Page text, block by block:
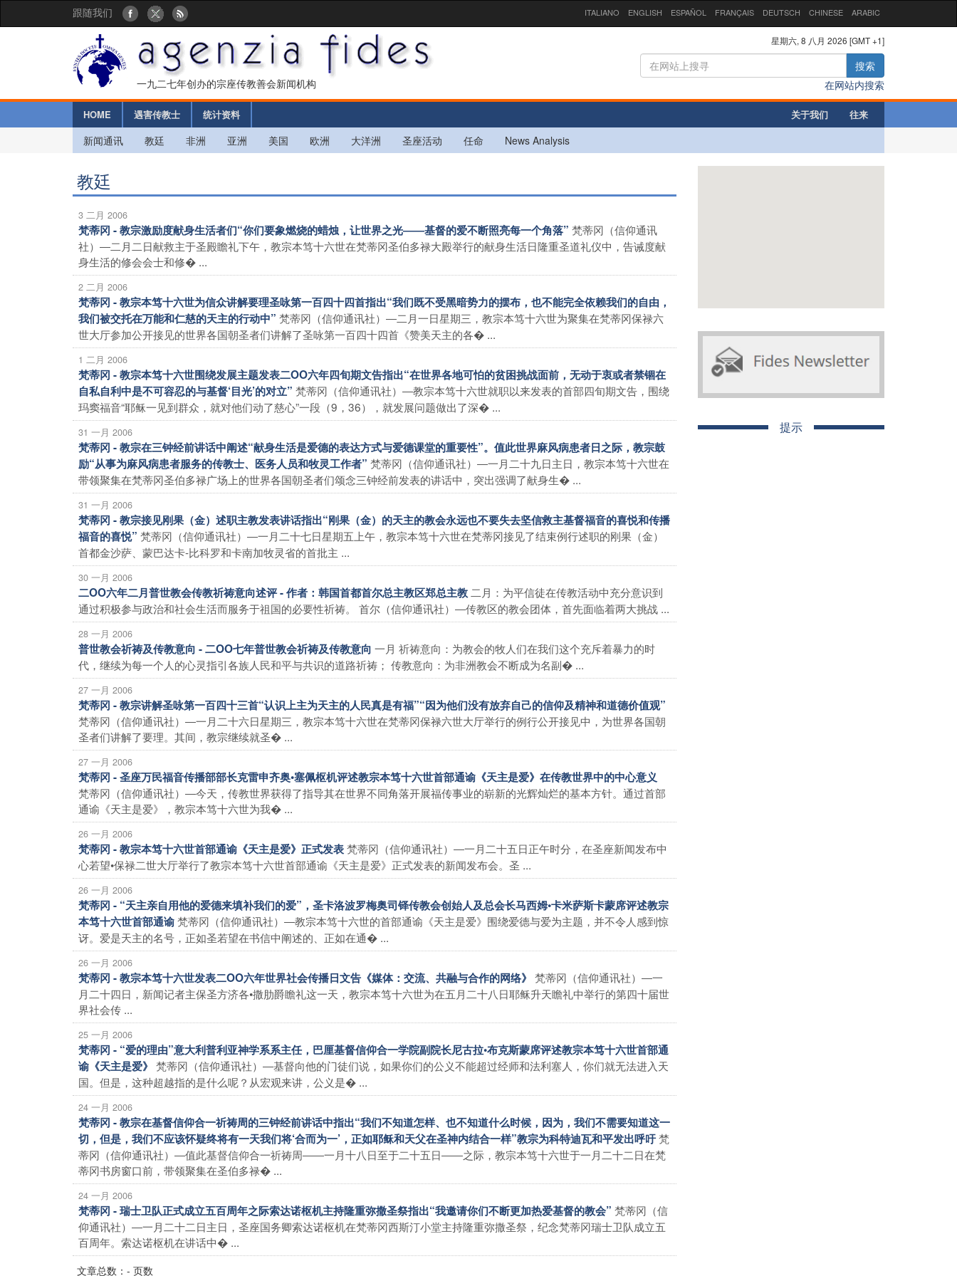
跟随我们 ITALIANO ENGLISH ESPAÑOL FRANÇAIS DEUTSCH CHINESE ARABIC
一九二七年创办的宗座传教善会新闻机构
星期六, 8 八月 2026 [GMT +1]
搜索
在网站内搜索
HOME 遇害传教士 统计资料 关于我们 往来
新闻通讯 教廷 非洲 亚洲 美国 欧洲 大洋洲 圣座活动 任命 News Analysis
教廷
3 二月 2006
梵蒂冈 - 教宗激励度献身生活者们“你们要象燃烧的蜡烛，让世界之光――基督的爱不断照亮每一个角落” 梵蒂冈（信仰通讯
社）―二月二日献救主于圣殿瞻礼下午，教宗本笃十六世在梵蒂冈圣伯多禄大殿举行的献身生活日隆重圣道礼仪中，告诫度献
身生活的修会会士和修� ...
2 二月 2006
梵蒂冈 - 教宗本笃十六世为信众讲解要理圣咏第一百四十四首指出“我们既不受黑暗势力的摆布，也不能完全依赖我们的自由，
我们被交托在万能和仁慈的天主的行动中” 梵蒂冈（信仰通讯社）―二月一日星期三，教宗本笃十六世为聚集在梵蒂冈保禄六
世大厅参加公开接见的世界各国朝圣者们讲解了圣咏第一百四十四首《赞美天主的各� ...
1 二月 2006
梵蒂冈 - 教宗本笃十六世围绕发展主题发表二OO六年四旬期文告指出“在世界各地可怕的贫困挑战面前，无动于衷或者禁锢在
自私自利中是不可容忍的与基督‘目光’的对立” 梵蒂冈（信仰通讯社）―教宗本笃十六世就职以来发表的首部四旬期文告，围绕
玛窦福音“耶稣一见到群众，就对他们动了慈心”一段（9，36），就发展问题做出了深� ...
31 一月 2006
梵蒂冈 - 教宗在三钟经前讲话中阐述“献身生活是爱德的表达方式与爱德课堂的重要性”。值此世界麻风病患者日之际，教宗鼓
励“从事为麻风病患者服务的传教士、医务人员和牧灵工作者” 梵蒂冈（信仰通讯社）―一月二十九日主日，教宗本笃十六世在
带领聚集在梵蒂冈圣伯多禄广场上的世界各国朝圣者们颂念三钟经前发表的讲话中，突出强调了献身生� ...
31 一月 2006
梵蒂冈 - 教宗接见刚果（金）述职主教发表讲话指出“刚果（金）的天主的教会永远也不要失去坚信救主基督福音的喜悦和传播
福音的喜悦” 梵蒂冈（信仰通讯社）―一月二十七日星期五上午，教宗本笃十六世在梵蒂冈接见了结束例行述职的刚果（金）
首都金沙萨、蒙巴达卡-比科罗和卡南加牧灵省的首批主 ...
30 一月 2006
二OO六年二月普世教会传教祈祷意向述评 - 作者：韩国首都首尔总主教区郑总主教 二月：为平信徒在传教活动中充分意识到
通过积极参与政治和社会生活而服务于祖国的必要性祈祷。 首尔（信仰通讯社）―传教区的教会团体，首先面临着两大挑战 ...
28 一月 2006
普世教会祈祷及传教意向 - 二OO七年普世教会祈祷及传教意向 一月 祈祷意向：为教会的牧人们在我们这个充斥着暴力的时
代，继续为每一个人的心灵指引各族人民和平与共识的道路祈祷； 传教意向：为非洲教会不断成为名副� ...
27 一月 2006
梵蒂冈 - 教宗讲解圣咏第一百四十三首“认识上主为天主的人民真是有福”“因为他们没有放弃自己的信仰及精神和道德价值观”
梵蒂冈（信仰通讯社）―一月二十六日星期三，教宗本笃十六世在梵蒂冈保禄六世大厅举行的例行公开接见中，为世界各国朝
圣者们讲解了要理。其间，教宗继续就圣� ...
27 一月 2006
梵蒂冈 - 圣座万民福音传播部部长克雷申齐奥•塞佩枢机评述教宗本笃十六世首部通谕《天主是爱》在传教世界中的中心意义
梵蒂冈（信仰通讯社）―今天，传教世界获得了指导其在世界不同角落开展福传事业的崭新的光辉灿烂的基本方针。通过首部
通谕《天主是爱》，教宗本笃十六世为我� ...
26 一月 2006
梵蒂冈 - 教宗本笃十六世首部通谕《天主是爱》正式发表梵蒂冈（信仰通讯社）―一月二十五日正午时分，在圣座新闻发布中
心若望•保禄二世大厅举行了教宗本笃十六世首部通谕《天主是爱》正式发表的新闻发布会。圣 ...
26 一月 2006
梵蒂冈 - “天主亲自用他的爱德来填补我们的爱”，圣卡洛波罗梅奥司铎传教会创始人及总会长马西姆•卡米萨斯卡蒙席评述教宗
本笃十六世首部通谕梵蒂冈（信仰通讯社）―教宗本笃十六世的首部通谕《天主是爱》围绕爱德与爱为主题，并不令人感到惊
讶。爱是天主的名号，正如圣若望在书信中阐述的、正如在通� ...
26 一月 2006
梵蒂冈 - 教宗本笃十六世发表二OO六年世界社会传播日文告《媒体：交流、共融与合作的网络》 梵蒂冈（信仰通讯社）―一
月二十四日，新闻记者主保圣方济各•撒肋爵瞻礼这一天，教宗本笃十六世为在五月二十八日耶稣升天瞻礼中举行的第四十届世
界社会传 ...
25 一月 2006
梵蒂冈 - “爱的理由”意大利普利亚神学系系主任，巴厘基督信仰合一学院副院长尼古拉•布克斯蒙席评述教宗本笃十六世首部通
谕《天主是爱》 梵蒂冈（信仰通讯社）―基督向他的门徒们说，如果你们的公义不能超过经师和法利塞人，你们就无法进入天
国。但是，这种超越指的是什么呢？从宏观来讲，公义是� ...
24 一月 2006
梵蒂冈 - 教宗在基督信仰合一祈祷周的三钟经前讲话中指出“我们不知道怎样、也不知道什么时候，因为，我们不需要知道这一
切，但是，我们不应该怀疑终将有一天我们将‘合而为一’，正如耶稣和天父在圣神内结合一样”教宗为科特迪瓦和平发出呼吁梵
蒂冈（信仰通讯社）―值此基督信仰合一祈祷周――一月十八日至于二十五日――之际，教宗本笃十六世于一月二十二日在梵
蒂冈书房窗口前，带领聚集在圣伯多禄� ...
24 一月 2006
梵蒂冈 - 瑞士卫队正式成立五百周年之际索达诺枢机主持隆重弥撒圣祭指出“我邀请你们不断更加热爱基督的教会” 梵蒂冈（信
仰通讯社）―一月二十二日主日，圣座国务卿索达诺枢机在梵蒂冈西斯汀小堂主持隆重弥撒圣祭，纪念梵蒂冈瑞士卫队成立五
百周年。索达诺枢机在讲话中� ...
文章总数：- 页数
提示